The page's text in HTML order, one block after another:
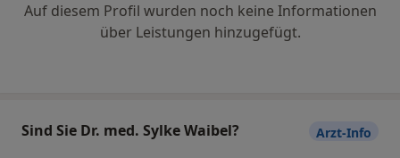
Auf diesem Profil wurden noch keine Informationen
über Leistungen hinzugefügt.
Sind Sie Dr. med. Sylke Waibel? Arzt-Info